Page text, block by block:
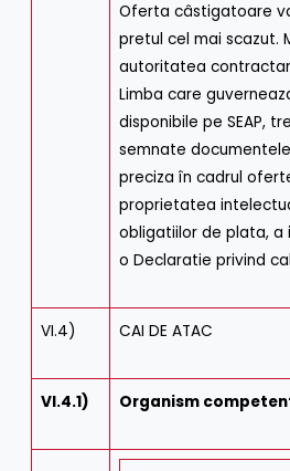
Oferta câstigatoare
pretul cel mai scazut.
autoritatea
Limba care
disponibile pe SEAP,
semnate
preciza în cadrul
proprietatea
obligatiilor de plata,
o Declaratie privind
VI.4) CAI DE ATAC
VI.4.1) Organism